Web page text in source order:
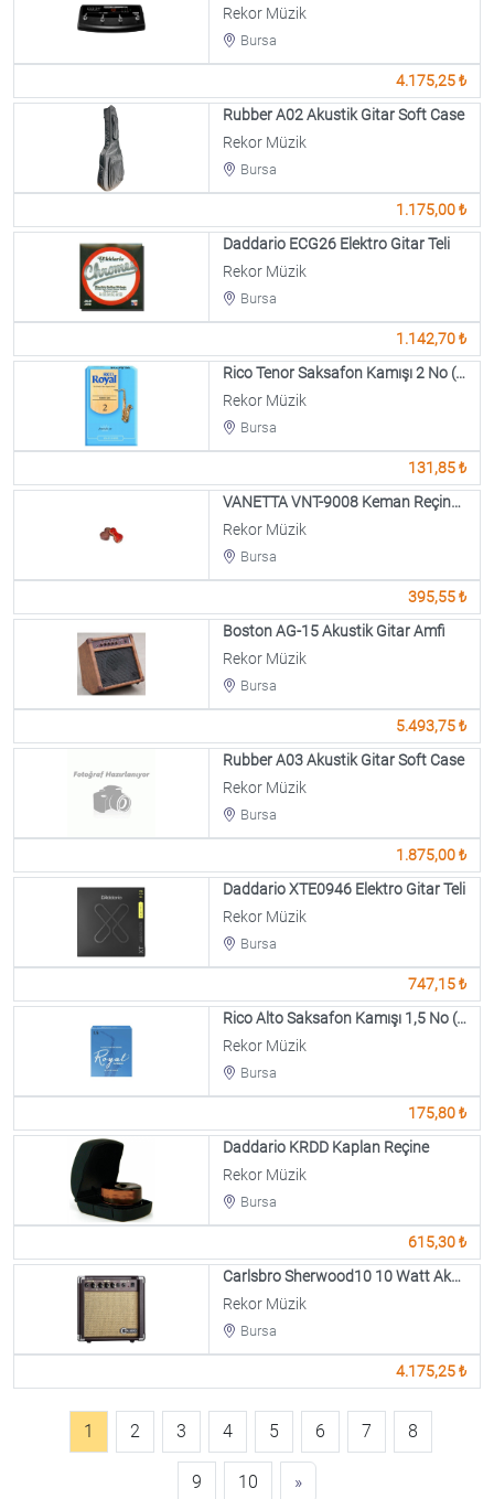
Rekor Müzik
Bursa
4.175,25 ₺
Rubber A02 Akustik Gitar Soft Case
Rekor Müzik
Bursa
1.175,00 ₺
Daddario ECG26 Elektro Gitar Teli
Rekor Müzik
Bursa
1.142,70 ₺
Rico Tenor Saksafon Kamışı 2 No (1 Adet Fiyatıdır)
Rekor Müzik
Bursa
131,85 ₺
VANETTA VNT-9008 Keman Reçinesi
Rekor Müzik
Bursa
395,55 ₺
Boston AG-15 Akustik Gitar Amfi
Rekor Müzik
Bursa
5.493,75 ₺
Rubber A03 Akustik Gitar Soft Case
Rekor Müzik
Bursa
1.875,00 ₺
Daddario XTE0946 Elektro Gitar Teli
Rekor Müzik
Bursa
747,15 ₺
Rico Alto Saksafon Kamışı 1,5 No (1 Ad.Fiyatıdır)
Rekor Müzik
Bursa
175,80 ₺
Daddario KRDD Kaplan Reçine
Rekor Müzik
Bursa
615,30 ₺
Carlsbro Sherwood10 10 Watt Akustik Amfi
Rekor Müzik
Bursa
4.175,25 ₺
1 2 3 4 5 6 7 8
9 10 »